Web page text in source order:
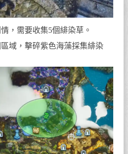
，需要收集5個緋染草。
域，擊碎紫色海藻採集緋染